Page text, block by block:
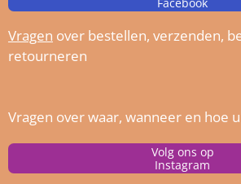
Vragen over bestellen, verzenden,
retourneren
Vragen over waar, wanneer en hoe
Volg ons op
Instagram